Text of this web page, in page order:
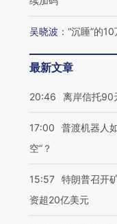
吴晓波 ： “沉睡”的
最新文章
20:46 离岸信托90
17:00
普渡机器人
空”？
15:57 特朗普召开
资超20亿美元